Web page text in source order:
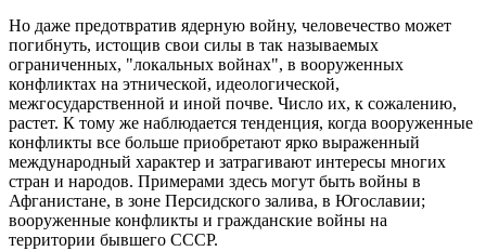
Но даже предотвратив ядерную войну, человечество может
погибнуть, истощив свои силы в так называемых
ограниченных, "локальных войнах", в вооруженных
конфликтах на этнической, идеологической,
межгосударственной и иной почве. Число их, к сожалению,
растет. К тому же наблюдается тенденция, когда вооруженные
конфликты все больше приобретают ярко выраженный
международный характер и затрагивают интересы многих
стран и народов. Примерами здесь могут быть войны в
Афганистане, в зоне Персидского залива, в Югославии;
вооруженные конфликты и гражданские войны на
территории бывшего СССР.